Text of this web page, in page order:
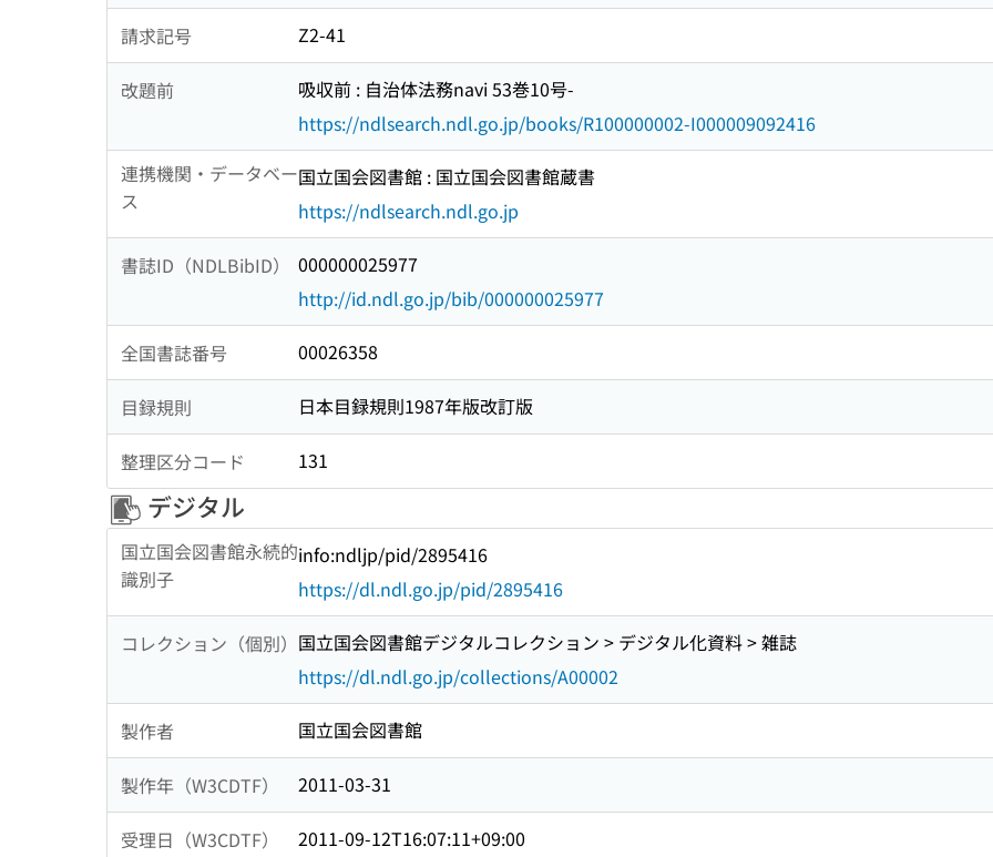
請求記号 Z2-41
改題前
吸収前 : 自治体法務navi 53巻10号-
https://ndlsearch.ndl.go.jp/books/R100000002-I000009092416
連携機関・データベー
ス
国立国会図書館 : 国立国会図書館蔵書
https://ndlsearch.ndl.go.jp
書誌ID（NDLBibID）
000000025977
http://id.ndl.go.jp/bib/000000025977
全国書誌番号 00026358
目録規則 日本目録規則1987年版改訂版
整理区分コード 131
デジタル
国立国会図書館永続的
識別子
info:ndljp/pid/2895416
https://dl.ndl.go.jp/pid/2895416
コレクション（個別） 国立国会図書館デジタルコレクション > デジタル化資料 > 雑誌
https://dl.ndl.go.jp/collections/A00002
製作者 国立国会図書館
製作年（W3CDTF） 2011-03-31
受理日（W3CDTF） 2011-09-12T16:07:11+09:00